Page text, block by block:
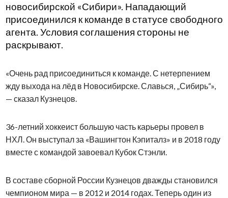
новосибирской «Сибири». Нападающий
присоединился к команде в статусе свободного
агента. Условия соглашения стороны не
раскрывают.
«Очень рад присоединиться к команде. С нетерпением
жду выхода на лёд в Новосибирске. Славься, „Сибирь“»,
— сказал Кузнецов.
36-летний хоккеист большую часть карьеры провел в
НХЛ. Он выступал за «Вашингтон Кэпиталз» и в 2018 году
вместе с командой завоевал Кубок Стэнли.
В составе сборной России Кузнецов дважды становился
чемпионом мира — в 2012 и 2014 годах. Теперь один из